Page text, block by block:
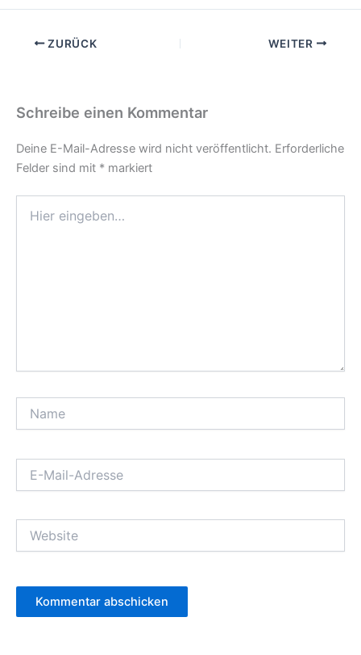
ZURÜCK WEITER
Schreibe einen Kommentar
Deine E-Mail-Adresse wird nicht veröffentlicht. Erforderliche
Felder sind mit * markiert
eingeben…
Mail-